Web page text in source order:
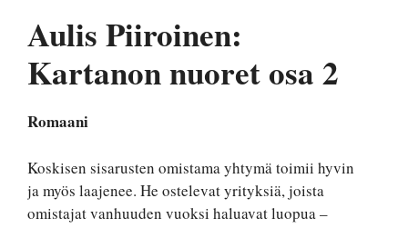
Aulis Piiroinen:
Kartanon nuoret osa 2
Romaani
Koskisen sisarusten omistama yhtymä toimii hyvin
ja myös laajenee. He ostelevat yrityksiä, joista
omistajat vanhuuden vuoksi haluavat luopua –